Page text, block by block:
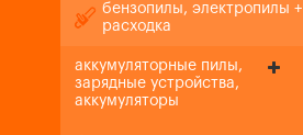
бензопилы, электропилы +
расходка
аккумуляторные пилы,
зарядные устройства,
аккумуляторы